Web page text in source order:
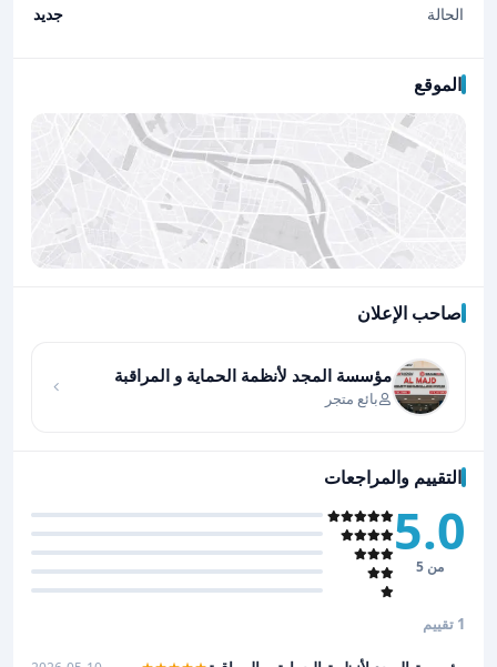
الحالة جديد
الموقع
صاحب الإعلان
مؤسسة المجد لأنظمة الحماية و المراقبة
بائع متجر
التقييم والمراجعات
5.0
من 5
1 تقييم